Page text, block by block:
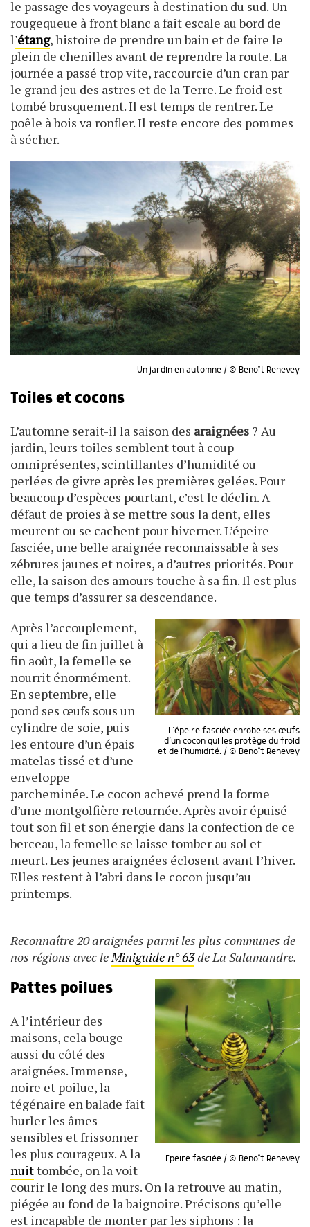
le passage des voyageurs à destination du sud. Un
rougequeue à front blanc a fait escale au bord de
l'étang, histoire de prendre un bain et de faire le
plein de chenilles avant de reprendre la route. La
journée a passé trop vite, raccourcie d’un cran par
le grand jeu des astres et de la Terre. Le froid est
tombé brusquement. Il est temps de rentrer. Le
poêle à bois va ronfler. Il reste encore des pommes
à sécher.
Un jardin en automne / © Benoît Renevey
Toiles et cocons
L’automne serait-il la saison des araignées ? Au
jardin, leurs toiles semblent tout à coup
omniprésentes, scintillantes d’humidité ou
perlées de givre après les premières gelées. Pour
beaucoup d’espèces pourtant, c’est le déclin. A
défaut de proies à se mettre sous la dent, elles
meurent ou se cachent pour hiverner. L’épeire
fasciée, une belle araignée reconnaissable à ses
zébrures jaunes et noires, a d’autres priorités. Pour
elle, la saison des amours touche à sa fin. Il est plus
que temps d’assurer sa descendance.
L’épeire fasciée enrobe ses œufs
d’un cocon qui les protège du froid
et de l’humidité. / © Benoît Renevey
Après l’accouplement,
qui a lieu de fin juillet à
fin août, la femelle se
nourrit énormément.
En septembre, elle
pond ses œufs sous un
cylindre de soie, puis
les entoure d’un épais
matelas tissé et d’une
enveloppe
parcheminée. Le cocon achevé prend la forme
d’une montgolfière retournée. Après avoir épuisé
tout son fil et son énergie dans la confection de ce
berceau, la femelle se laisse tomber au sol et
meurt. Les jeunes araignées éclosent avant l’hiver.
Elles restent à l’abri dans le cocon jusqu’au
printemps.
Reconnaître 20 araignées parmi les plus communes de
nos régions avec le Miniguide n° 63de La Salamandre.
Epeire fasciée / © Benoît Renevey
Pattes poilues
A l’intérieur des
maisons, cela bouge
aussi du côté des
araignées. Immense,
noire et poilue, la
tégénaire en balade fait
hurler les âmes
sensibles et frissonner
les plus courageux. A la
nuittombée, on la voit
courir le long des murs. On la retrouve au matin,
piégée au fond de la baignoire. Précisons qu’elle
est incapable de monter par les siphons : la